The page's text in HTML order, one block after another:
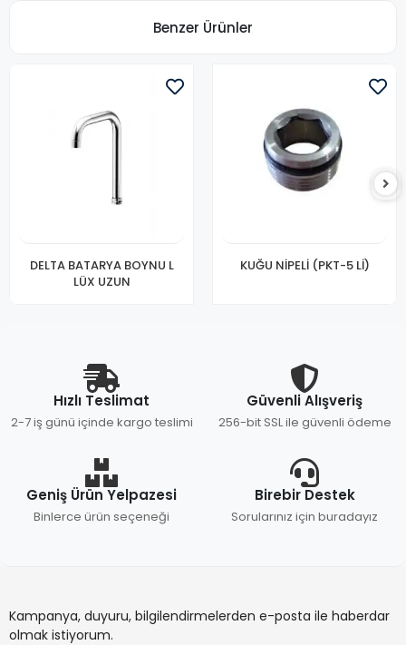
Benzer Ürünler
DELTA BATARYA BOYNU L
LÜX UZUN
KUĞU NİPELİ (PKT-5 Lİ)
Hızlı Teslimat
2-7 iş günü içinde kargo teslimi
Güvenli Alışveriş
256-bit SSL ile güvenli ödeme
Geniş Ürün Yelpazesi
Binlerce ürün seçeneği
Birebir Destek
Sorularınız için buradayız
Kampanya, duyuru, bilgilendirmelerden e-posta ile haberdar
olmak istiyorum.